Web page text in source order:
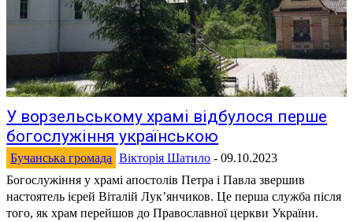
У ворзельському храмі відбулося перше
богослужіння українською
Бучанська громада Вікторія Шатило - 09.10.2023
Богослужіння у храмі апостолів Петра і Павла звершив
настоятель ієрей Віталій Лук’янчиков. Це перша служба після
того, як храм перейшов до Православної церкви України.